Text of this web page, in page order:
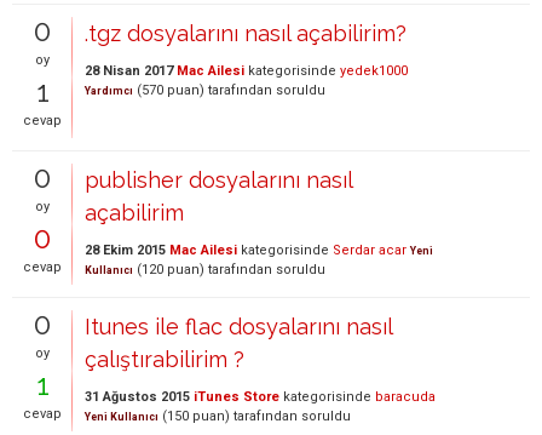
0
oy
1
cevap
.tgz dosyalarını nasıl açabilirim?
28 Nisan 2017 Mac Ailesi kategorisinde yedek1000
Yardımcı (570 puan) tarafından soruldu
0
oy
0
cevap
publisher dosyalarını nasıl
açabilirim
28 Ekim 2015 Mac Ailesi kategorisinde Serdar acar Yeni
Kullanıcı (120 puan) tarafından soruldu
0
oy
1
cevap
Itunes ile flac dosyalarını nasıl
çalıştırabilirim ?
31 Ağustos 2015 iTunes Store kategorisinde baracuda
Yeni Kullanıcı (150 puan) tarafından soruldu